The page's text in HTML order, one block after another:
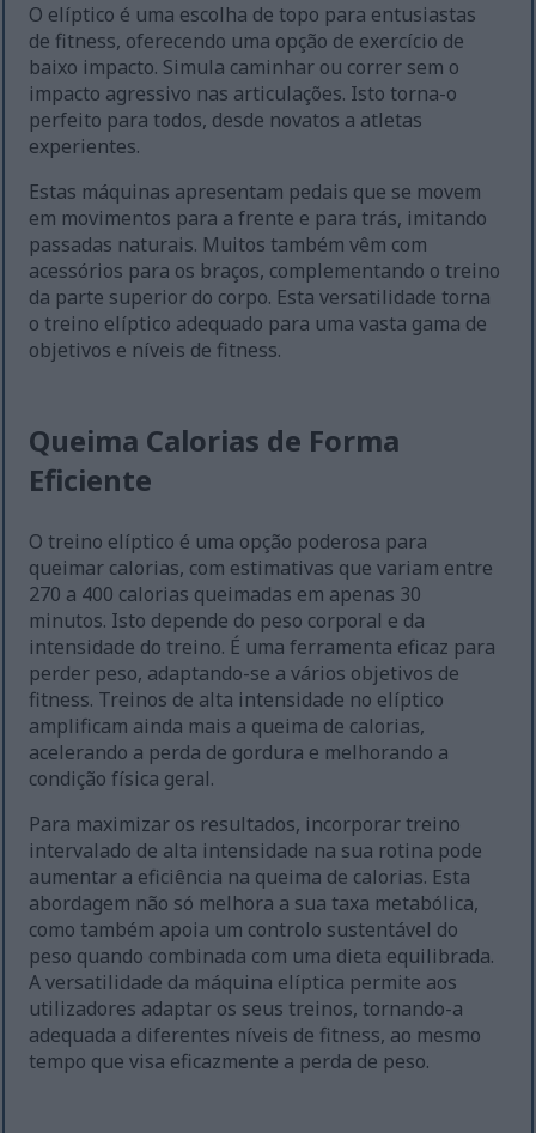
O elíptico é uma escolha de topo para entusiastas
de fitness, oferecendo uma opção de exercício de
baixo impacto. Simula caminhar ou correr sem o
impacto agressivo nas articulações. Isto torna-o
perfeito para todos, desde novatos a atletas
experientes.
Estas máquinas apresentam pedais que se movem
em movimentos para a frente e para trás, imitando
passadas naturais. Muitos também vêm com
acessórios para os braços, complementando o treino
da parte superior do corpo. Esta versatilidade torna
o treino elíptico adequado para uma vasta gama de
objetivos e níveis de fitness.
Queima Calorias de Forma
Eficiente
O treino elíptico é uma opção poderosa para
queimar calorias, com estimativas que variam entre
270 a 400 calorias queimadas em apenas 30
minutos. Isto depende do peso corporal e da
intensidade do treino. É uma ferramenta eficaz para
perder peso, adaptando-se a vários objetivos de
fitness. Treinos de alta intensidade no elíptico
amplificam ainda mais a queima de calorias,
acelerando a perda de gordura e melhorando a
condição física geral.
Para maximizar os resultados, incorporar treino
intervalado de alta intensidade na sua rotina pode
aumentar a eficiência na queima de calorias. Esta
abordagem não só melhora a sua taxa metabólica,
como também apoia um controlo sustentável do
peso quando combinada com uma dieta equilibrada.
A versatilidade da máquina elíptica permite aos
utilizadores adaptar os seus treinos, tornando-a
adequada a diferentes níveis de fitness, ao mesmo
tempo que visa eficazmente a perda de peso.